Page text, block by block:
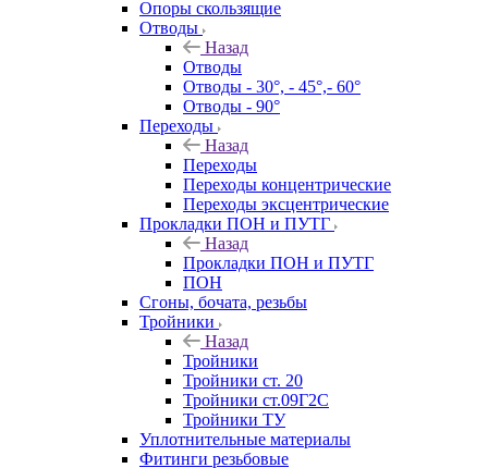
Опоры скользящие
Отводы
Назад
Отводы
Отводы - 30°, - 45°,- 60°
Отводы - 90°
Переходы
Назад
Переходы
Переходы концентрические
Переходы эксцентрические
Прокладки ПОН и ПУТГ
Назад
Прокладки ПОН и ПУТГ
ПОН
Сгоны, бочата, резьбы
Тройники
Назад
Тройники
Тройники ст. 20
Тройники ст.09Г2С
Тройники ТУ
Уплотнительные материалы
Фитинги резьбовые